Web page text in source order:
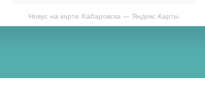
Новус на карте Хабаровска — Яндекс Карты